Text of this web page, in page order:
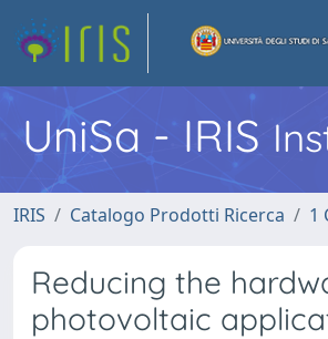
UniSa - IRIS
IRIS Catalogo Prodotti Ricerca 1
Reducing the
photovoltaic